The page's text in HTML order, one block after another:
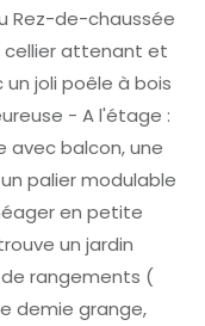
Rez-de-chaussée
cellier attenant et
joli poêle à bois
- A l'étage :
avec balcon, une
palier modulable
en petite
un jardin
de rangements (
demie grange,